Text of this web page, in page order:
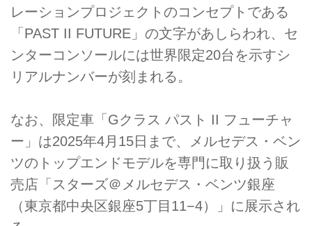
レーションプロジェクトのコンセプトである
「PAST II FUTURE」の文字があしらわれ、セ
ンターコンソールには世界限定20台を示すシ
リアルナンバーが刻まれる。
なお、限定車「Gクラス パスト II フューチャ
ー」は2025年4月15日まで、メルセデス・ベン
ツのトップエンドモデルを専門に取り扱う販
売店「スターズ＠メルセデス・ベンツ銀座
（東京都中央区銀座5丁目11−4）」に展示され